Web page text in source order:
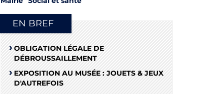
EN BREF
OBLIGATION LÉGALE DE
DÉBROUSSAILLEMENT
EXPOSITION AU MUSÉE : JOUETS & JEUX
D'AUTREFOIS